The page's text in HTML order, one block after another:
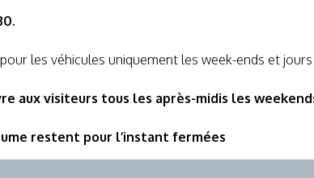
les véhicules uniquement les week-ends et
aux visiteurs tous les après-midis les
restent pour l’instant fermées